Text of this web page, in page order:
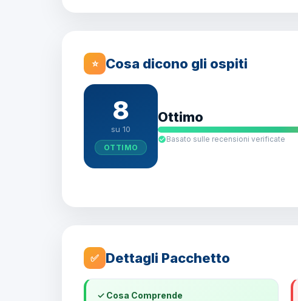
⭐ Cosa dicono gli ospiti
8
su 10
OTTIMO
Ottimo
Basato sulle recensioni verificate
✅ Dettagli Pacchetto
✓ Cosa Comprende